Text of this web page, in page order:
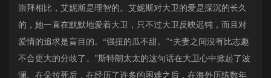
崇拜相比，艾妮斯是理智的。艾妮斯对大卫的爱是深沉的长久
的，她一直在默默地爱着大卫，只不过大卫反映迟钝，而且对
爱情的追求是盲目的。“强扭的瓜不甜。”“夫妻之间没有比志趣
不合更大的分歧了。”斯特朗太太的这句话在大卫心中掀起了波
澜。在朵拉死后，在经历了许多的困难之后，在海外历练数年